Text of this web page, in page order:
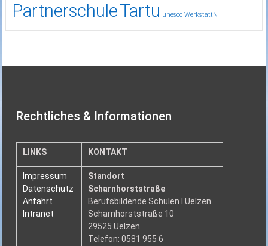
PartnerschuleTartu unesco WerkstattN
Rechtliches & Informationen
LINKS KONTAKT
Impressum
Datenschutz
Anfahrt
Intranet
Standort
Scharnhorststraße
Berufsbildende Schulen I Uelzen
Scharnhorststraße 10
29525 Uelzen
Telefon: 0581 955 6